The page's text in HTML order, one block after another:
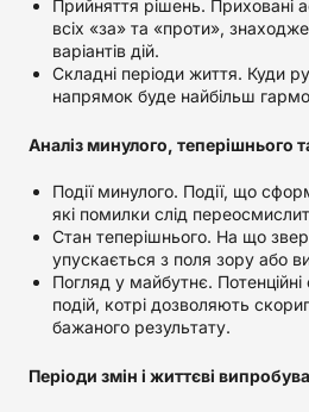
Прийняття рішень. Приховані
всіх «за» та «проти»,
варіантів дій.
Складні періоди життя. Куди
напрямок буде найбільш
Аналіз минулого, теперішнього
Події минулого. Події, що
які помилки слід
Стан теперішнього. На що
упускається з поля зору або
Погляд у майбутнє. Потенційні
подій, котрі дозволяють
бажаного результату.
Періоди змін і життєві